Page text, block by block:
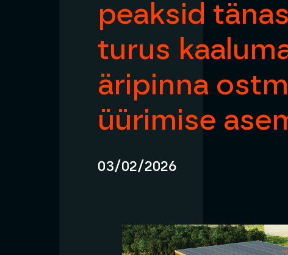
peaksid
turus
äripinna
üürimise
03/02/2026